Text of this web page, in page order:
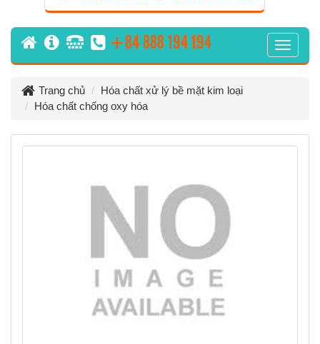
T
o
+84 888 194 194
Trang chủ
Hóa chất xử lý bề mặt kim loại
Hóa chất chống oxy hóa